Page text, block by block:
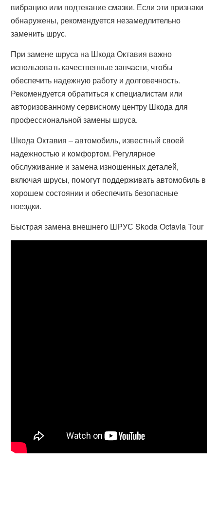
вибрацию или подтекание смазки. Если эти признаки
обнаружены, рекомендуется незамедлительно
заменить шрус.
При замене шруса на Шкода Октавия важно
использовать качественные запчасти, чтобы
обеспечить надежную работу и долговечность.
Рекомендуется обратиться к специалистам или
авторизованному сервисному центру Шкода для
профессиональной замены шруса.
Шкода Октавия – автомобиль, известный своей
надежностью и комфортом. Регулярное
обслуживание и замена изношенных деталей,
включая шрусы, помогут поддерживать автомобиль в
хорошем состоянии и обеспечить безопасные
поездки.
Быстрая замена внешнего ШРУС Skoda Octavia Tour